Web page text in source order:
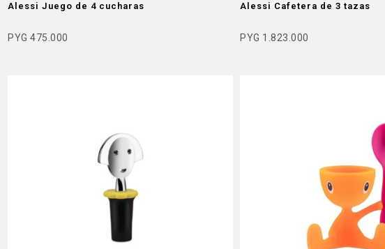
Alessi Juego de 4 cucharas
PYG 475.000
Alessi Cafetera de 3 tazas
PYG 1.823.000